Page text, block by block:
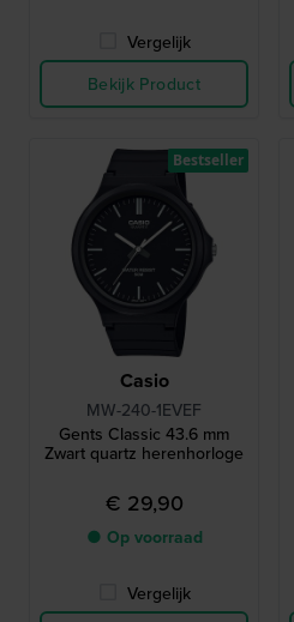
Vergelijk
Bekijk Product
Casio
MW-240-1EVEF
Gents Classic 43.6 mm
Zwart quartz herenhorloge
€ 29,90
● Op voorraad
Vergelijk
Bestseller